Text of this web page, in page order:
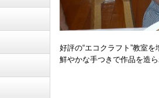
好評の“エコクラフト”教室
鮮やかな手つきで作品を造